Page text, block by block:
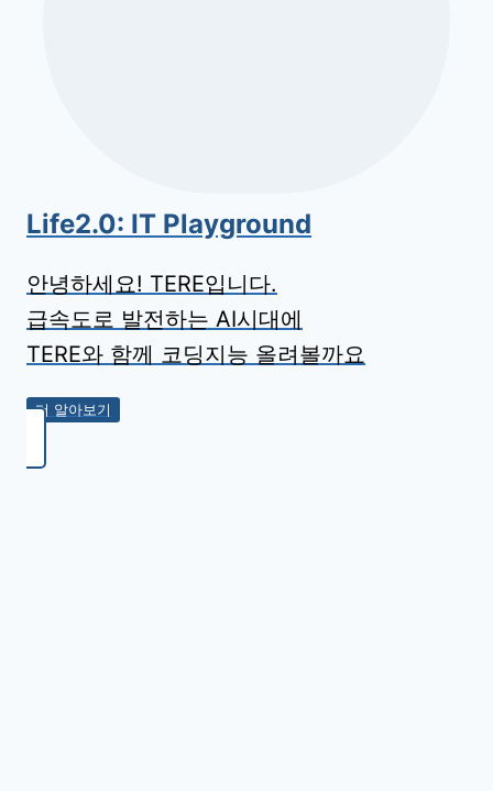
Life2.0: IT Playground
안녕하세요! TERE입니다.
급속도로 발전하는 AI시대에
TERE와 함께 코딩지능 올려볼까요
더 알아보기